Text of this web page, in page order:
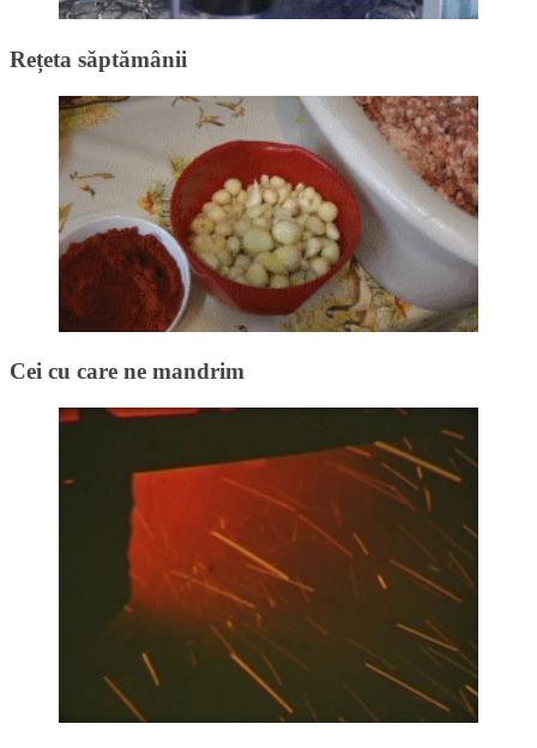
Rețeta săptămânii
Cei cu care ne mandrim